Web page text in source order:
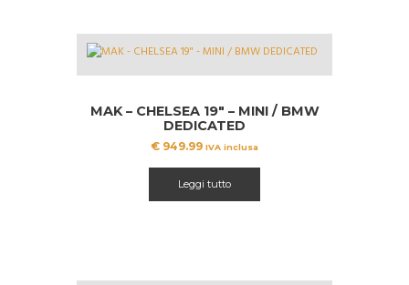
MAK – CHELSEA 19″ – MINI / BMW
DEDICATED
€ 949.99 IVA inclusa
Leggi tutto